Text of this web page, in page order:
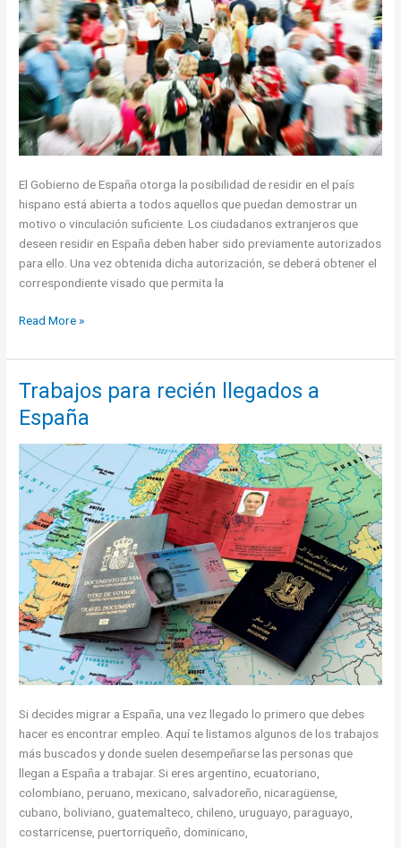
El Gobierno de España otorga la posibilidad de residir en el país
hispano está abierta a todos aquellos que puedan demostrar un
motivo o vinculación suficiente. Los ciudadanos extranjeros que
deseen residir en España deben haber sido previamente autorizados
para ello. Una vez obtenida dicha autorización, se deberá obtener el
correspondiente visado que permita la
Trámites
residir
España:
Visado
Residencia
Read More »
Trabajos para recién llegados a
España
Si decides migrar a España, una vez llegado lo primero que debes
hacer es encontrar empleo. Aquí te listamos algunos de los trabajos
más buscados y donde suelen desempeñarse las personas que
llegan a España a trabajar. Si eres argentino, ecuatoriano,
colombiano, peruano, mexicano, salvadoreño, nicaragüense,
cubano, boliviano, guatemalteco, chileno, uruguayo, paraguayo,
costarricense, puertorriqueño, dominicano,